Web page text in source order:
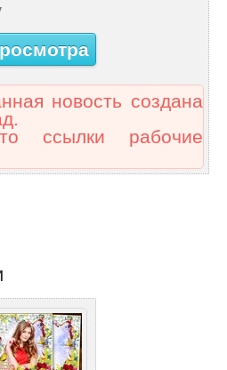
новость создана
ссылки рабочие